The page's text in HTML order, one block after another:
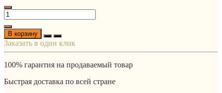
В корзину
Заказать в один клик
100% гарантия на продаваемый товар
Быстрая доставка по всей стране